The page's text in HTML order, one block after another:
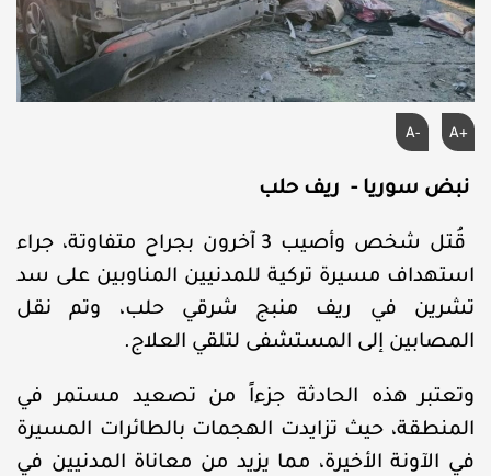
A+
A-
نبض سوريا - ريف حلب
قُتل شخص وأصيب 3 آخرون بجراح متفاوتة، جراء
استهداف مسيرة تركية للمدنيين المناوبين على سد
تشرين في ريف منبج شرقي حلب، وتم نقل
المصابين إلى المستشفى لتلقي العلاج.
وتعتبر هذه الحادثة جزءاً من تصعيد مستمر في
المنطقة، حيث تزايدت الهجمات بالطائرات المسيرة
في الآونة الأخيرة، مما يزيد من معاناة المدنيين في